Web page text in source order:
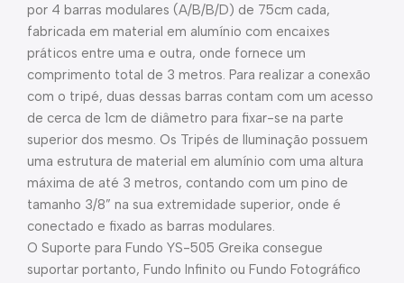
por 4 barras modulares (A/B/B/D) de 75cm cada,
fabricada em material em alumínio com encaixes
práticos entre uma e outra, onde fornece um
comprimento total de 3 metros. Para realizar a conexão
com o tripé, duas dessas barras contam com um acesso
de cerca de 1cm de diâmetro para fixar-se na parte
superior dos mesmo. Os Tripés de Iluminação possuem
uma estrutura de material em alumínio com uma altura
máxima de até 3 metros, contando com um pino de
tamanho 3/8” na sua extremidade superior, onde é
conectado e fixado as barras modulares.
O Suporte para Fundo YS-505 Greika consegue
suportar portanto, Fundo Infinito ou Fundo Fotográfico